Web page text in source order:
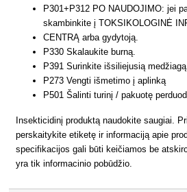
P301+P312 PO NAUDOJIMO: jei
skambinkite į TOKSIKOLOGINĖ
CENTRĄ arba gydytoją.
P330 Skalaukite burną.
P391 Surinkite išsiliejusią
P273 Vengti išmetimo į aplinką
P501 Šalinti turinį / pakuotę
Insekticidinį produktą naudokite saugiai.
perskaitykite etiketę ir informaciją apie
specifikacijos gali būti keičiamos be
yra tik informacinio pobūdžio.